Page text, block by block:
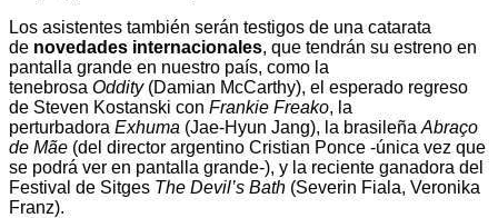
Los asistentes también serán testigos de una catarata
de novedades internacionales, que tendrán su estreno en
pantalla grande en nuestro país, como la
tenebrosa Oddity(Damian McCarthy), el esperado regreso
de Steven Kostanski con Frankie Freako, la
perturbadora Exhuma (Jae-Hyun Jang), la brasileña Abraço
de Mãe (del director argentino Cristian Ponce -única vez que
se podrá ver en pantalla grande-), y la reciente ganadora del
Festival de Sitges The Devil’s Bath (Severin Fiala, Veronika
Franz).